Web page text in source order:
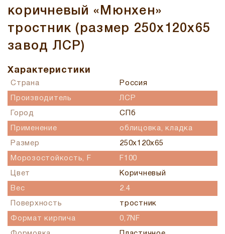
коричневый «Мюнхен»
тростник (размер 250x120x65
завод ЛСР)
Характеристики
Страна Россия
Производитель ЛСР
Город СПб
Применение облицовка, кладка
Размер 250x120x65
Морозостойкость, F F100
Цвет Коричневый
Вес 2.4
Поверхность тростник
Формат кирпича 0,7NF